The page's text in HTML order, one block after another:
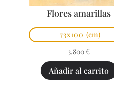
Flores amarillas
73x100 (cm)
3.800 €
Añadir al carrito